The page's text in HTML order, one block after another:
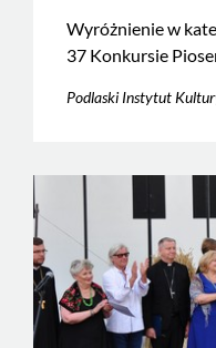
Wyróżnienie w
37 Konkursie
Podlaski Instytut